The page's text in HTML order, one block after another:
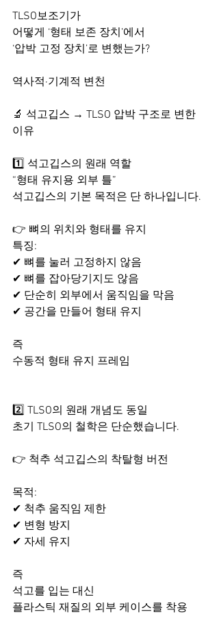
TLSO보조기가
어떻게 ‘형태 보존 장치’에서
‘압박 고정 장치’로 변했는가?
역사적·기계적 변천
🔬 석고깁스 → TLSO 압박 구조로 변한
이유​
1️⃣ 석고깁스의 원래 역할
“형태 유지용 외부 틀”
석고깁스의 기본 목적은 단 하나입니다.
👉 뼈의 위치와 형태를 유지
특징:
✔ 뼈를 눌러 고정하지 않음
✔ 뼈를 잡아당기지도 않음
✔ 단순히 외부에서 움직임을 막음
✔ 공간을 만들어 형태 유지
즉
수동적 형태 유지 프레임
2️⃣ TLSO의 원래 개념도 동일
초기 TLSO의 철학은 단순했습니다.
👉 척추 석고깁스의 착탈형 버전
목적:
✔ 척추 움직임 제한
✔ 변형 방지
✔ 자세 유지
즉
석고를 입는 대신
플라스틱 재질의 외부 케이스를 착용